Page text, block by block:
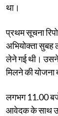
था।
प्रथम सूचना
अभियोक्ता सुबह
लेने गई थी।
मिलने की योजना
लगभग 11.00 बजे
आवेदक के साथ